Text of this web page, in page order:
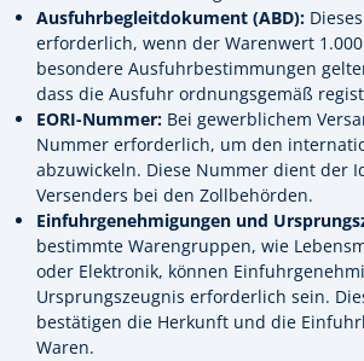
Ausfuhrbegleitdokument (ABD):
erforderlich, wenn der Warenwert
besondere Ausfuhrbestimmungen
dass die Ausfuhr ordnungsgemäß
EORI-Nummer: Bei gewerblichem
Nummer erforderlich, um den
abzuwickeln. Diese Nummer dient der
Versenders bei den Zollbehörden.
Einfuhrgenehmigungen und
bestimmte Warengruppen, wie
oder Elektronik, können
Ursprungszeugnis erforderlich sein.
bestätigen die Herkunft und die
Waren.